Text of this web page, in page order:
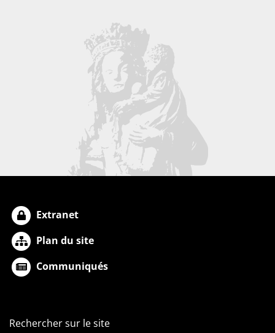
Extranet
Plan du site
Communiqués
Rechercher sur le site